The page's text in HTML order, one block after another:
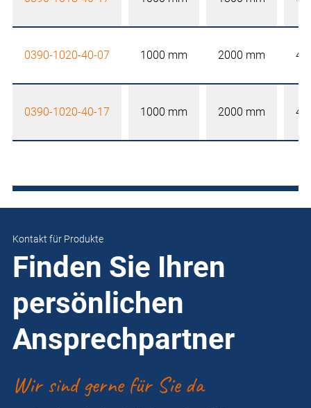
0390-1020-40-07 1000 mm 2000 mm
0390-1020-40-17 1000 mm 2000 mm
Kontakt für Produkte
Finden Sie Ihren
persönlichen
Ansprechpartner
Wir sind gerne für Sie da